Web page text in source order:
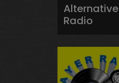
Alternative
Radio